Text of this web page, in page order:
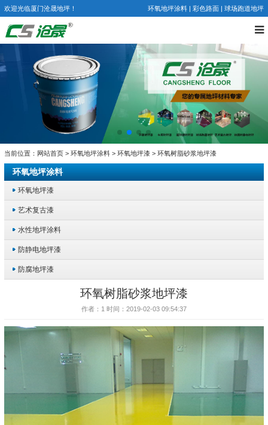
环氧地坪涂料| 彩色路面| 球场跑道地坪
欢迎光临厦门沧晟地坪！
当前位置： 网站首页 >环氧地坪涂料 >环氧地坪漆 > 环氧树脂砂浆地坪漆
环氧地坪涂料
环氧地坪漆
艺术复古漆
水性地坪涂料
防静电地坪漆
防腐地坪漆
环氧树脂砂浆地坪漆
作者：1 时间：2019-02-03 09:54:37